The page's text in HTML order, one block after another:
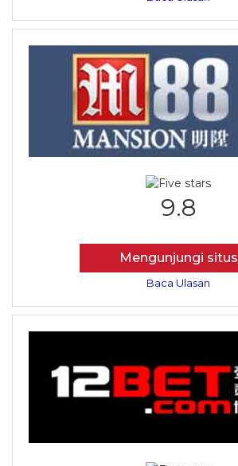
9.8
Mengunjungi situs
Baca Ulasan